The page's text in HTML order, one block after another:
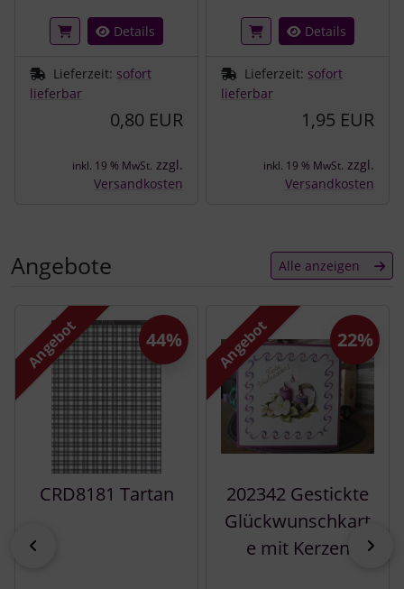
Details
Lieferzeit: sofort
lieferbar
0,80 EUR
inkl. 19 % MwSt. zzgl.
Versandkosten
Details
Lieferzeit: sofort
lieferbar
1,95 EUR
inkl. 19 % MwSt. zzgl.
Versandkosten
Angebote Alle anzeigen
Es folgt ein Produktslider - navigieren Sie mit der Tab-
Angebot
CRD8181 Tartan
44% Angebot
202342 Gestickte
Glückwunschkart
e mit Kerzen
22%